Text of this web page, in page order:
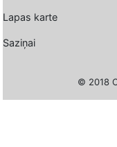
Lapas karte
Saziņai
© 2018